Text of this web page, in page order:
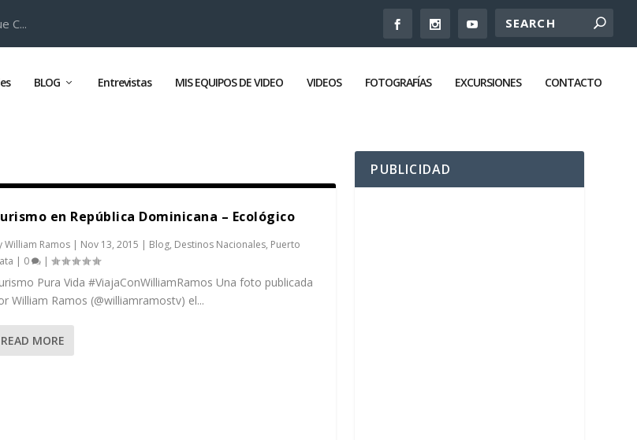
C...
BLOG Entrevistas MIS EQUIPOS DE VIDEO VIDEOS FOTOGRAFÍAS EXCURSIONES CONTACTO
en República Dominicana – Ecológico
William Ramos| Nov 13, 2015 | Blog, Destinos Nacionales, Puerto
| 0 |
Pura Vida #ViajaConWilliamRamos Una foto publicada
William Ramos (@williamramostv) el...
READ MORE
PUBLICIDAD